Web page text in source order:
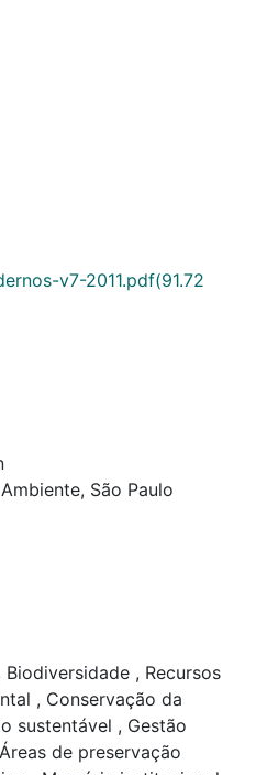
v7-2011.pdf(91.72
São Paulo
Biodiversidade , Recursos
, Conservação da
sustentável , Gestão
Áreas de preservação